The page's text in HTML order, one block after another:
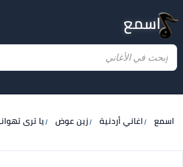
اسمع
اسمع اغاني أردنية زين عوض يا ترى